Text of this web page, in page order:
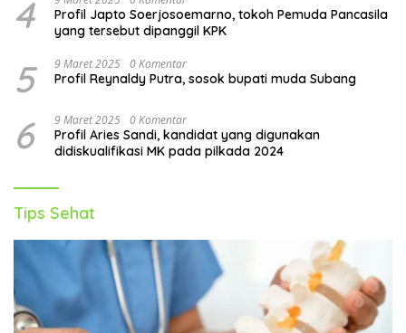
4
Profil Japto Soerjosoemarno, tokoh Pemuda Pancasila
yang tersebut dipanggil KPK
5 9 Maret 2025 0 Komentar
Profil Reynaldy Putra, sosok bupati muda Subang
6 9 Maret 2025 0 Komentar
Profil Aries Sandi, kandidat yang digunakan
didiskualifikasi MK pada pilkada 2024
Tips Sehat